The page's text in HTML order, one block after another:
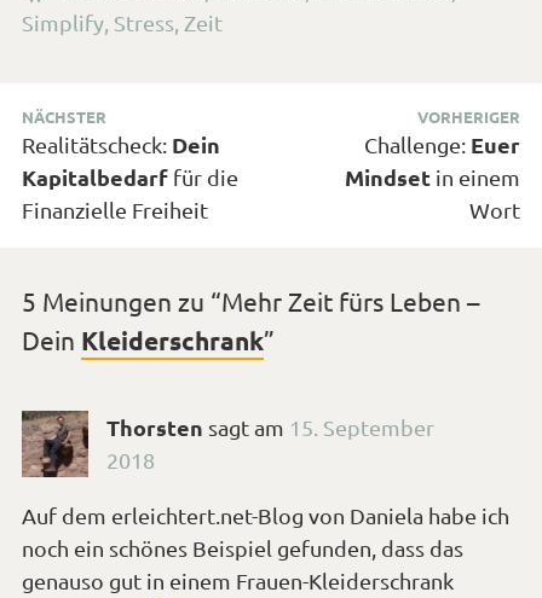
mit
Simplify, Stress, Zeit
Beitragsnavigation
NÄCHSTER
Nächster
Beitrag:
Realitätscheck: Dein
Kapitalbedarf für die
Finanzielle Freiheit
VORHERIGER
Vorheriger
Beitrag:
Challenge: Euer
Mindset in einem
Wort
5 Meinungen zu “Mehr Zeit fürs Leben –
Dein Kleiderschrank”
Thorsten sagt am 15. September
2018
Auf dem erleichtert.net-Blog von Daniela habe ich
noch ein schönes Beispiel gefunden, dass das
genauso gut in einem Frauen-Kleiderschrank